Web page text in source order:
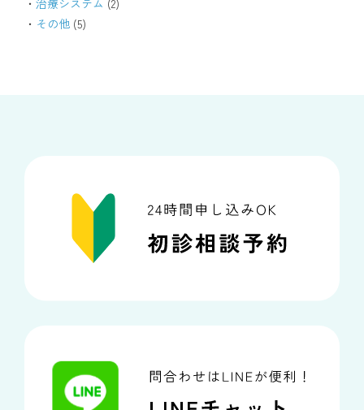
その他 (5)